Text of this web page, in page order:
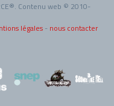
Contenu web © 2010-
légales - nous contacter